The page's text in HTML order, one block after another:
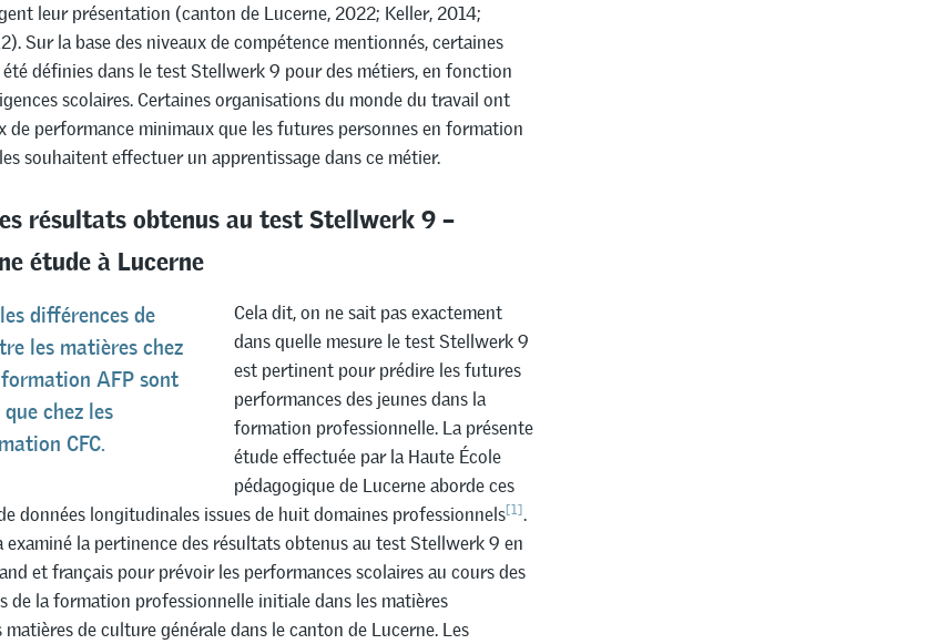
leur présentation (canton de Lucerne, 2022; Keller, 2014;
Sur la base des niveaux de compétence mentionnés, certaines
définies dans le test Stellwerk 9 pour des métiers, en fonction
scolaires. Certaines organisations du monde du travail ont
de performance minimaux que les futures personnes en formation
souhaitent effectuer un apprentissage dans ce métier.
résultats obtenus au test Stellwerk 9 –
étude à Lucerne
différences de
les matières chez
AFP sont
chez les
CFC.
Cela dit, on ne sait pas exactement
dans quelle mesure le test Stellwerk 9
est pertinent pour prédire les futures
performances des jeunes dans la
formation professionnelle. La présente
étude effectuée par la Haute École
pédagogique de Lucerne aborde ces
données longitudinales issues de huit domaines professionnels[1].
examiné la pertinence des résultats obtenus au test Stellwerk 9 en
et français pour prévoir les performances scolaires au cours des
de la formation professionnelle initiale dans les matières
de culture générale dans le canton de Lucerne. Les